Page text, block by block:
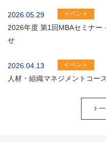
2026.05.29 イベント
2026年度 第1回MBAセミナー
せ
2026.04.13 イベント
人材・組織マネジメントコー
一